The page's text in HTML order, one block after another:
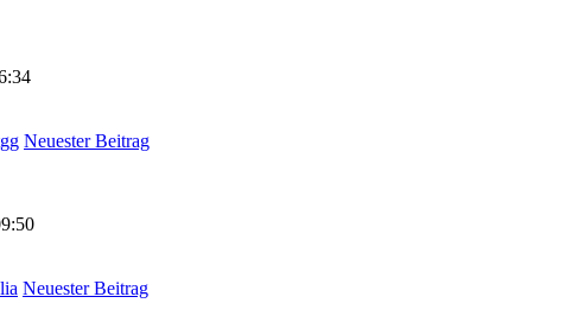
Neuester Beitrag
Neuester Beitrag